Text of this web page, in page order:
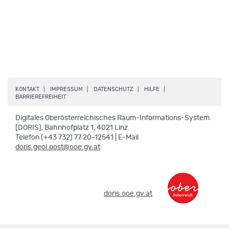
KONTAKT IMPRESSUM DATENSCHUTZ HILFE
BARRIEREFREIHEIT.
Digitales Oberösterreichisches Raum-Informations-System
[DORIS], Bahnhofplatz 1, 4021 Linz
Telefon (+43 732) 77 20-12541 | E-Mail
doris.geol.post@ooe.gv.at
doris.ooe.gv.at.